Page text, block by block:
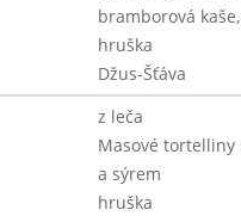
bramborová
hruška
Džus-Šťáva
z leča
Masové tortelliny
a sýrem
hruška